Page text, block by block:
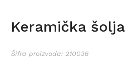
Keramička šolja
Šifra proizvoda: 210036